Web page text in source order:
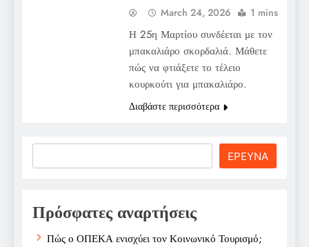
March 24, 2026 1 mins
Η 25η Μαρτίου συνδέεται με τον
μπακαλιάρο σκορδαλιά. Μάθετε
πώς να φτιάξετε το τέλειο
κουρκούτι για μπακαλιάρο.
Διαβάστε περισσότερα
ΕΡΕΥΝΑ
Πρόσφατες αναρτήσεις
Πώς ο ΟΠΕΚΑ ενισχύει τον Κοινωνικό Τουρισμό;